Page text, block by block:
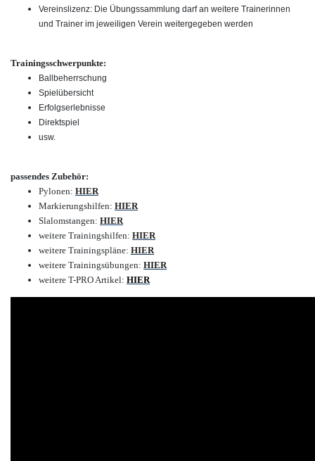
Vereinslizenz: Die Übungssammlung darf an weitere Trainerinnen
und Trainer im jeweiligen Verein weitergegeben werden
Trainingsschwerpunkte:
Ballbeherrschung
Spielübersicht
Erfolgserlebnisse
Direktspiel
usw.
passendes Zubehör:
Pylonen: HIER
Markierungshilfen: HIER
Slalomstangen: HIER
weitere Trainingshilfen: HIER
weitere Trainingspläne: HIER
weitere Trainingsübungen: HIER
weitere T-PRO Artikel: HIER